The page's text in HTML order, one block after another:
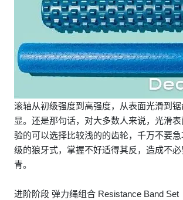
滚轴从初级强度到高强度，从表面光滑到
显。还是那句话，对大多数人来说，光滑
验的可以选择比较浅的的齿轮，千万不要
级的狼牙式，掌握不好适得其反，造成不
青。
进阶阶段 弹力绳组合 Resistance Band Set